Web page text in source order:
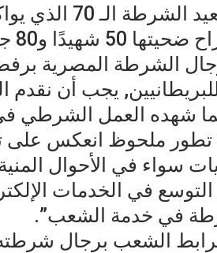
نحن نحتفل
الشرطة المصرية
يجب أن نقدم
شهده العمل الشرطي
ملحوظ انعكس على
سواء في الأحوال
في الخدمات
في خدمة الشعب”.